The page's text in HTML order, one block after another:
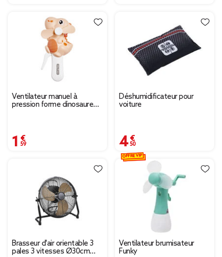
Ventilateur manuel à
pression forme dinosaure
1,59 €
Déshumidificateur pour
voiture
4,50 €
Brasseur d'air orientable 3
pales 3 vitesses Ø30cm
Ventilateur brumisateur
Funky
OFFRE VIP